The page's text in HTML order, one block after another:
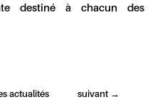
destiné à chacun des
actualités suivant →